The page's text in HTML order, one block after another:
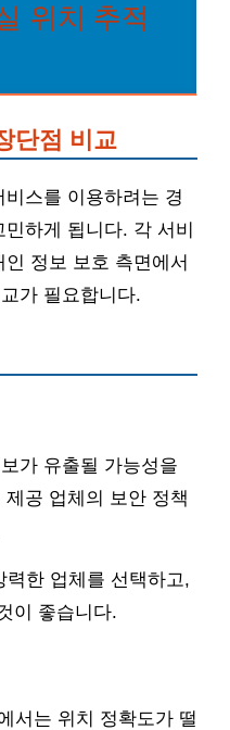
위치 추적
단점 비교
스를 이용하려는 경
하게 됩니다. 각 서비
정보 보호 측면에서
가 필요합니다.
가 유출될 가능성을
공 업체의 보안 정책
력한 업체를 선택하고,
이 좋습니다.
서는 위치 정확도가 떨